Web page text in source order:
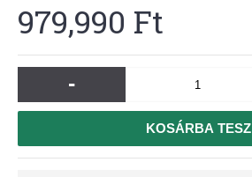
979,990 Ft
-
KOSÁRBA TESZ